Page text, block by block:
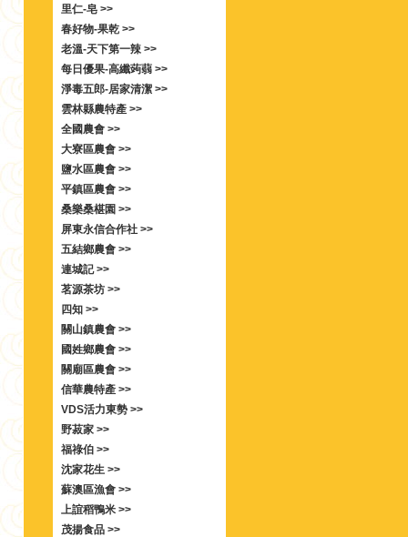
里仁-皂 >>
春好物-果乾 >>
老溫-天下第一辣 >>
每日優果-高纖蒟蒻 >>
淨毒五郎-居家清潔 >>
雲林縣農特產 >>
全國農會 >>
大寮區農會 >>
鹽水區農會 >>
平鎮區農會 >>
桑樂桑椹園 >>
屏東永信合作社 >>
五結鄉農會 >>
連城記 >>
茗源茶坊 >>
四知 >>
關山鎮農會 >>
國姓鄉農會 >>
關廟區農會 >>
信華農特產 >>
VDS活力東勢 >>
野菽家 >>
福祿伯 >>
沈家花生 >>
蘇澳區漁會 >>
上誼稻鴨米 >>
茂揚食品 >>